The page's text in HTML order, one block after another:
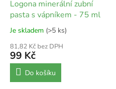
Logona minerální zubní
pasta s vápníkem - 75 ml
Je skladem (>5 ks)
81,82 Kč bez DPH
99 Kč
Do košíku